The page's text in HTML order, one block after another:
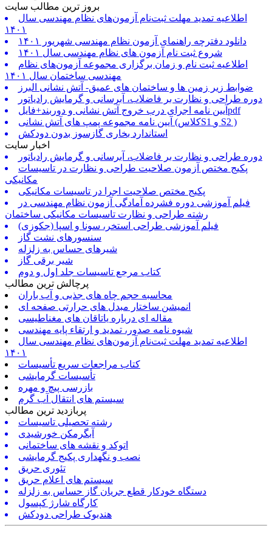
بروز ترین مطالب سایت
اطلاعیه تمدید مهلت ثبت‌نام آزمون‌های نظام مهندسی سال
۱۴۰۱
دانلود دفترچه راهنمای آزمون نظام مهندسی شهریور ۱۴۰۱
شروع ثبت نام آزمون های نظام مهندسی سال ۱۴۰۱
اطلاعیه ثبت نام و زمان برگزاری مجموعه آزمون‌های نظام
مهندسی ساختمان سال ۱۴۰۱
ضوابط زیر زمین ها و ساختمان های عمیق- آتش نشانی البرز
دوره طراحی و نظارت بر فاضلاب، آبرسانی و گرمایش رادیاتور
آیین نامه اجرای درب خروج آتش نشانی و دوربند+فایلpdf
آیین نامه مجموعه پمپ های آتش نشانی (کلاسS1 و S2 )
استاندارد بخاری گازسوز بدون دودکش
اخبار سایت
دوره طراحی و نظارت بر فاضلاب، آبرسانی و گرمایش رادیاتور
پکیج مختص آزمون صلاحیت طراحی و نظارت در تاسیسات
مکانیکی
پکیج مختص صلاحیت اجرا در تاسیسات مکانیکی
فیلم آموزشی دوره فشرده آمادگی آزمون نظام مهندسی در
رشته طراحی و نظارت تاسیسات مکانیکی ساختمان
فیلم آموزشی طراحی استخر، سونا و اسپا (جکوزی)
سنسورهای نشت گاز
شیرهای حساس به زلزله
شیر برقی گاز
کتاب مرجع تاسیسات جلد اول و دوم
پرچالش ترین مطالب
محاسبه حجم چاه های جذبی و آب باران
انمیشن ساختار مبدل های حرارتی صفحه ای
مقاله ای درباره یاتاقان های مغناطیسی
شیوه نامه صدور، تمدید و ارتقاء پایه مهندسی
اطلاعیه تمدید مهلت ثبت‌نام آزمون‌های نظام مهندسی سال
۱۴۰۱
کتاب مراجعات سریع تأسیسات
تأسیسات گرمایشی
بازرسی پیچ و مهره
سیستم های انتقال آب گرم
پربازدید ترین مطالب
رشته تحصیلی تاسیسات
آبگرمکن خورشیدی
اتوکد و نقشه های ساختمانی
نصب و نگهداری پکیج گرمایشی
تئوری حریق
سیستم های اعلام حریق
دستگاه خودکار قطع جریان گاز حساس به زلزله
کارگاه شارژ کپسول
هندبوک طراحی دودکش